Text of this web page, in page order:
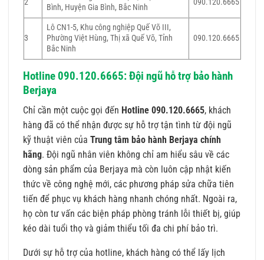
Bình, Huyện Gia Bình, Bắc Ninh
3
Lô CN1-5, Khu công nghiệp Quế Võ III,
Phường Việt Hùng, Thị xã Quế Võ, Tỉnh
Bắc Ninh
090.120.6665
Hotlinе 090.120.6665: Đội ngũ hỗ trợ bảo hành
Berjaya
Chỉ cần một cuộc gọi đến Hotline 090.120.6665, khách
hàng đã có thể nhận được sự hỗ trợ tận tình từ đội ngũ
kỹ thuật viên của Trung tâm bảo hành Berjaya chính
hãng. Đội ngũ nhân viên không chỉ am hiểu sâu về các
dòng sản phẩm của Berjaya mà còn luôn cập nhật kiến
thức về công nghệ mới, các phương pháp sửa chữa tiên
tiến để phục vụ khách hàng nhanh chóng nhất. Ngoài ra,
họ còn tư vấn các biện pháp phòng tránh lỗi thiết bị, giúp
kéo dài tuổi thọ và giảm thiểu tối đa chi phí bảo trì.
Dưới sự hỗ trợ của hotline, khách hàng có thể lấy lịch